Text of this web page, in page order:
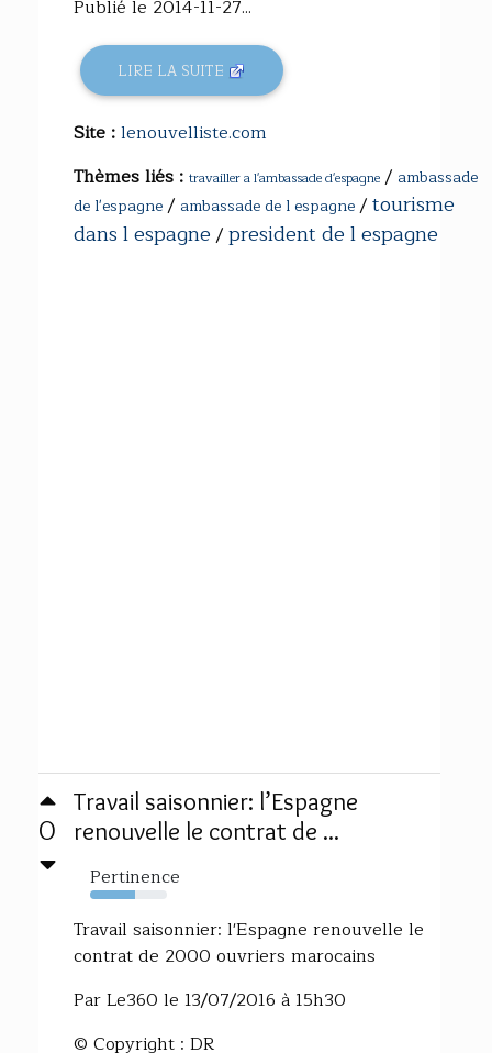
Publié le 2014-11-27...
LIRE LA SUITE
Site :lenouvelliste.com
Thèmes liés : travailler a l'ambassade d'espagne / ambassade
de l'espagne/ ambassade de l espagne/tourisme
dans l espagne/president de l espagne
0
Travail saisonnier: l’Espagne
renouvelle le contrat de ...
Pertinence
59%
Travail saisonnier: l'Espagne renouvelle le
contrat de 2000 ouvriers marocains
Par Le360 le 13/07/2016 à 15h30
© Copyright : DR